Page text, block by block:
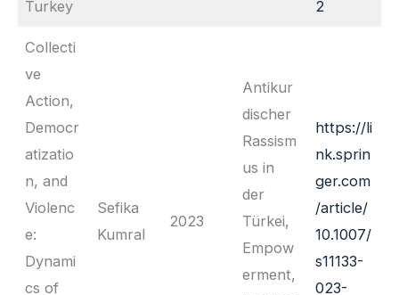
Turkey 2
Collecti
ve
Action,
Democr
atizatio
n, and
Violenc
e:
Dynami
cs of
Sefika
Kumral
2023
Antikur
discher
Rassism
us in
der
Türkei,
Empow
erment,
https://li
nk.sprin
ger.com
/article/
10.1007/
s11133-
023-